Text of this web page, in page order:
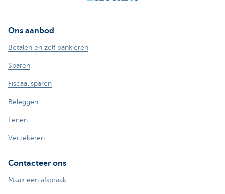
Ons aanbod
Betalen en zelf bankieren
Sparen
Fiscaal sparen
Beleggen
Lenen
Verzekeren
Contacteer ons
Maak een afspraak